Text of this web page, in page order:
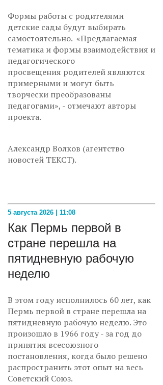
Формы работы с родителями
детские сады будут выбирать
самостоятельно. «Предлагаемая
тематика и формы взаимодействия и
педагогического
просвещения родителей являются
примерными и могут быть
творчески преобразованы
педагогами», - отмечают авторы
проекта.
Александр Волков (агентство
новостей ТЕКСТ).
5 августа 2026 | 11:08
Как Пермь первой в
стране перешла на
пятидневную рабочую
неделю
В этом году исполнилось 60 лет, как
Пермь первой в стране перешла на
пятидневную рабочую неделю. Это
произошло в 1966 году - за год до
принятия всесоюзного
постановления, когда было решено
распространить этот опыт на весь
Советский Союз.